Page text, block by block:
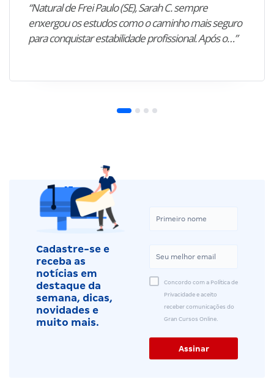
“Natural de Frei Paulo (SE), Sarah C. sempre
enxergou os estudos como o caminho mais seguro
para conquistar estabilidade profissional. Após o…”
Cadastre-se e
receba as
notícias em
destaque da
semana, dicas,
novidades e
muito mais.
Concordo com a Política de
Privacidade e aceito
receber comunicações do
Gran Cursos Online.